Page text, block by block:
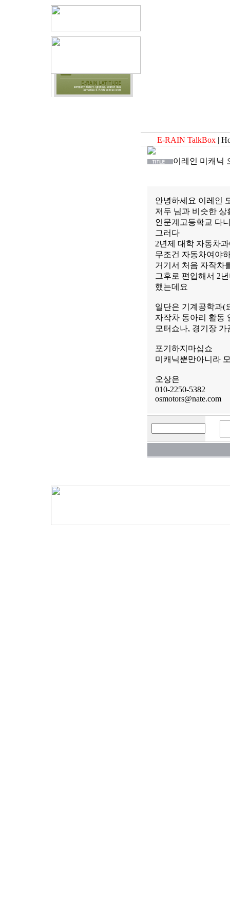
E-RAIN TalkBox|
이레인 미캐닉
안녕하세요 이레인
저두 님과 비슷한 상
인문계고등학교 다
그러다
2년제 대학 자동차
무조건 자동차여야
거기서 처음 자작차
그후로 편입해서 2
했는데요
일단은 기계공학과(
자작차 동아리 활동
모터쇼나, 경기장
포기하지마십쇼
미캐닉뿐만아니라
오상은
010-2250-5382
osmotors@nate.com